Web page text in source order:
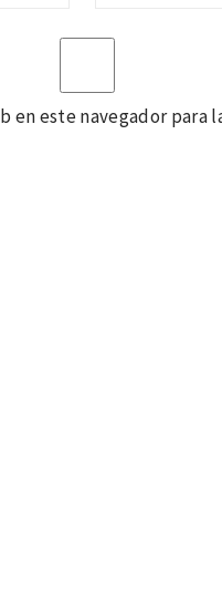
este navegador para